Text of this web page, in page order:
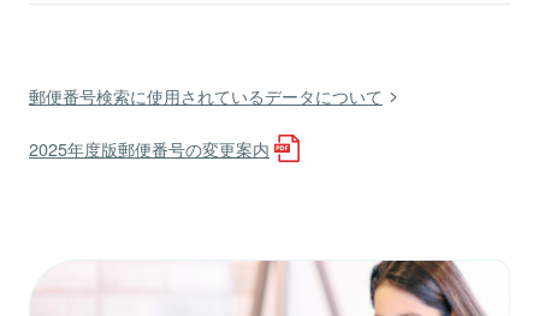
郵便番号検索に使用されているデータについて
2025年度版郵便番号の変更案内